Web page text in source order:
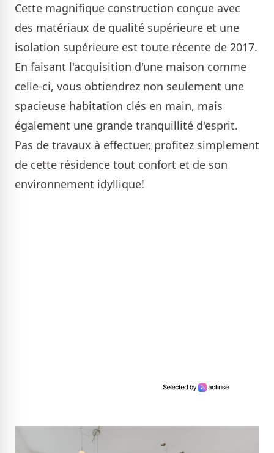
Cette magnifique construction conçue avec
des matériaux de qualité supérieure et une
isolation supérieure est toute récente de 2017.
En faisant l'acquisition d'une maison comme
celle-ci, vous obtiendrez non seulement une
spacieuse habitation clés en main, mais
également une grande tranquillité d'esprit.
Pas de travaux à effectuer, profitez simplement
de cette résidence tout confort et de son
environnement idyllique!